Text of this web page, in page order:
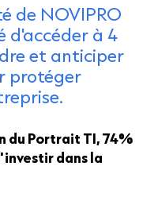
de NOVIPRO
d'accéder à 4
et anticiper
protéger
du Portrait TI, 74%
dans la